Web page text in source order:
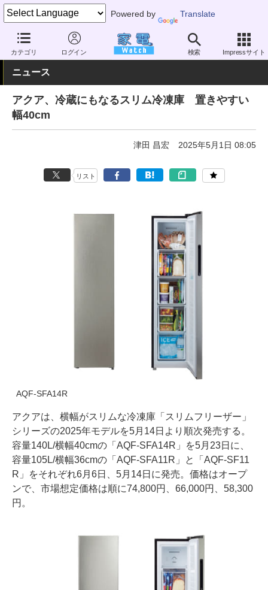
Powered by Translate
カテゴリ ログイン 検索 Impressサイト
家電 Watch 生活家電 冷蔵庫/冷凍庫 フリーザー
ニュース
アクア、冷蔵にもなるスリム冷凍庫 置きやすい
幅40cm
津田 昌宏 2025年5月1日 08:05
リスト
AQF-SFA14R
アクアは、横幅がスリムな冷凍庫「スリムフリーザー」
シリーズの2025年モデルを5月14日より順次発売する。
容量140L/横幅40cmの「AQF-SFA14R」を5月23日に、
容量105L/横幅36cmの「AQF-SFA11R」と「AQF-SF11
R」をそれぞれ6月6日、5月14日に発売。価格はオープ
ンで、市場想定価格は順に74,800円、66,000円、58,300
円。